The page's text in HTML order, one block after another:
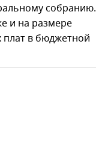
собранию.
и на размере
в бюджетной